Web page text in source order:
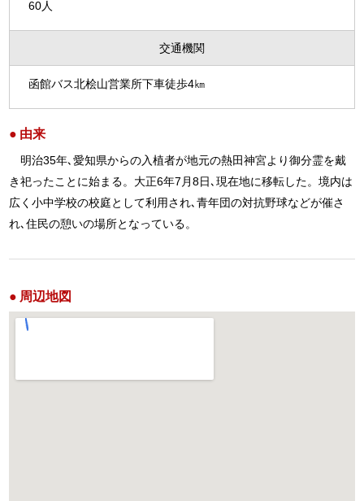
60人
交通機関
函館バス北桧山営業所下車徒歩4㎞
由来
明治35年､愛知県からの入植者が地元の熱田神宮より御分霊を戴
き祀ったことに始まる。大正6年7月8日､現在地に移転した。境内は
広く小中学校の校庭として利用され､青年団の対抗野球などが催さ
れ､住民の憩いの場所となっている。
周辺地図